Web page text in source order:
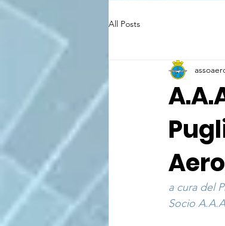
All Posts
a cura del
Socio